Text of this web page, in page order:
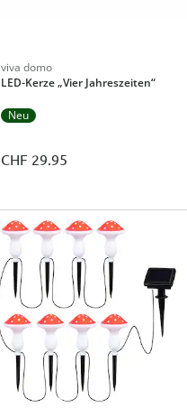
viva domo
LED-Kerze „Vier Jahreszeiten“
Neu
CHF 29.95